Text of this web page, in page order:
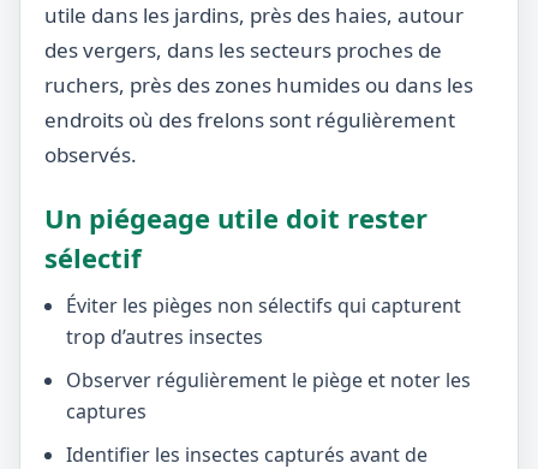
utile dans les jardins, près des haies, autour
des vergers, dans les secteurs proches de
ruchers, près des zones humides ou dans les
endroits où des frelons sont régulièrement
observés.
Un piégeage utile doit rester
sélectif
Éviter les pièges non sélectifs qui capturent
trop d’autres insectes
Observer régulièrement le piège et noter les
captures
Identifier les insectes capturés avant de